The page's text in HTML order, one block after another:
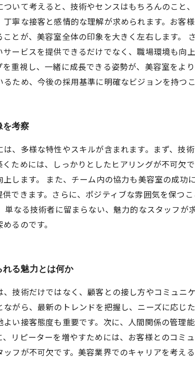
いて考えると、技術やセンスはもちろんのこと
寧な接客と感情的な理解が求められます。お客
とが、美容室全体の印象を大きく左右します。
ービスを提供できるだけでなく、職場環境も向
重視し、一緒に成長できる姿勢が、美容室をよ
ため、今後の採用基準に明確なビジョンを持つこ
を考察
、多様な特性やスキルが含まれます。まず、技
ためには、しっかりとしたヒアリングが不可欠
します。 また、チーム内の協力も美容室の成
できます。さらに、ポジティブな雰囲気を保つ
単なる技術者に留まらない、魅力的なスタッフ
るのです。
れる魅力とは何か
技術だけではなく、顧客との接し方やコミュニ
がら、最新のトレンドを把握し、ニーズに応じ
い接客態度も重要です。次に、人間関係の管理
リピーターを増やすためには、お客様とのコミ
フが不可欠です。美容業界でのキャリアを考え